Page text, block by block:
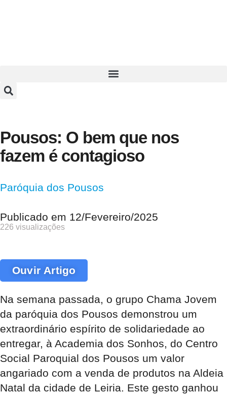
Pousos: O bem que nos
fazem é contagioso
Paróquia dos Pousos
Publicado em 12/Fevereiro/2025
226 visualizações
Ouvir Artigo
Na semana passada, o grupo Chama Jovem
da paróquia dos Pousos demonstrou um
extraordinário espírito de solidariedade ao
entregar, à Academia dos Sonhos, do Centro
Social Paroquial dos Pousos um valor
angariado com a venda de produtos na Aldeia
Natal da cidade de Leiria. Este gesto ganhou